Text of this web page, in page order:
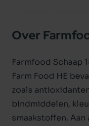
Over
Farmfood Schaap
Farm Food HE
zoals
bindmiddelen,
smaakstoffen.